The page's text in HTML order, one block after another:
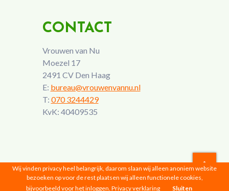
CONTACT
Vrouwen van Nu
Moezel 17
2491 CV Den Haag
E: bureau@vrouwenvannu.nl
T: 070 3244429
KvK: 40409535
Vrouwen van Nu © 2026 |Privacyverklaring
Wij vinden privacy heel belangrijk, daarom slaan wij alleen anoniem website
bezoeken op voor de rest plaatsen wij alleen functionele cookies,
bijvoorbeeld voor het inloggen. Privacy verklaring Sluiten